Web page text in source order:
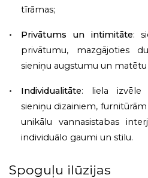
tīrāmas;
Privātums un intimitāte:
privātumu, mazgājoties
sieniņu augstumu un matētu
Individualitāte: liela izvēle
sieniņu dizainiem,
unikālu vannasistabas
individuālo gaumi un stilu.
Spoguļu ilūzijas